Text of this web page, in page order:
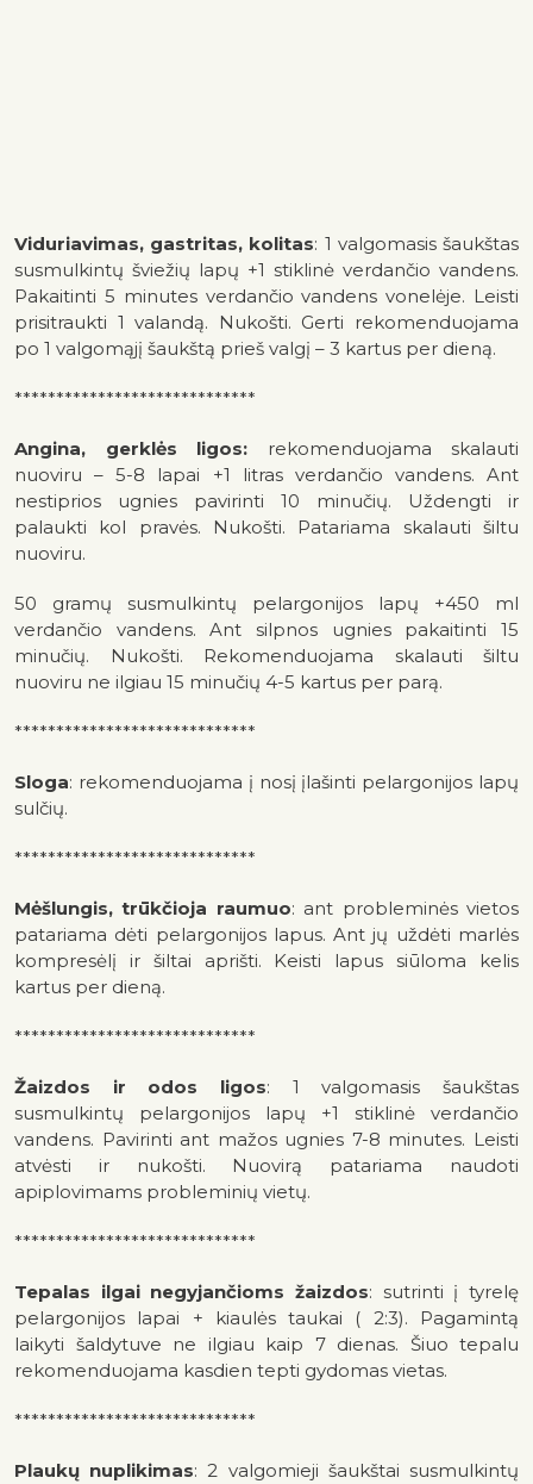
Viduriavimas, gastritas, kolitas: 1 valgomasis šaukštas
susmulkintų šviežių lapų +1 stiklinė verdančio vandens.
Pakaitinti 5 minutes verdančio vandens vonelėje. Leisti
prisitraukti 1 valandą. Nukošti. Gerti rekomenduojama
po 1 valgomąjį šaukštą prieš valgį – 3 kartus per dieną.
*****************************
Angina, gerklės ligos: rekomenduojama skalauti
nuoviru – 5-8 lapai +1 litras verdančio vandens. Ant
nestiprios ugnies pavirinti 10 minučių. Uždengti ir
palaukti kol pravės. Nukošti. Patariama skalauti šiltu
nuoviru.
50 gramų susmulkintų pelargonijos lapų +450 ml
verdančio vandens. Ant silpnos ugnies pakaitinti 15
minučių. Nukošti. Rekomenduojama skalauti šiltu
nuoviru ne ilgiau 15 minučių 4-5 kartus per parą.
*****************************
Sloga: rekomenduojama į nosį įlašinti pelargonijos lapų
sulčių.
*****************************
Mėšlungis, trūkčioja raumuo: ant probleminės vietos
patariama dėti pelargonijos lapus. Ant jų uždėti marlės
kompresėlį ir šiltai aprišti. Keisti lapus siūloma kelis
kartus per dieną.
*****************************
Žaizdos ir odos ligos: 1 valgomasis šaukštas
susmulkintų pelargonijos lapų +1 stiklinė verdančio
vandens. Pavirinti ant mažos ugnies 7-8 minutes. Leisti
atvėsti ir nukošti. Nuovirą patariama naudoti
apiplovimams probleminių vietų.
*****************************
Tepalas ilgai negyjančioms žaizdos: sutrinti į tyrelę
pelargonijos lapai + kiaulės taukai ( 2:3). Pagamintą
laikyti šaldytuve ne ilgiau kaip 7 dienas. Šiuo tepalu
rekomenduojama kasdien tepti gydomas vietas.
*****************************
Plaukų nuplikimas: 2 valgomieji šaukštai susmulkintų